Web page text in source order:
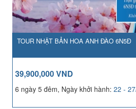
TOUR NHẬT BẢN HOA ANH ĐÀO 6N5Đ
39,900,000 VND
6 ngày 5 đêm, Ngày khởi hành: 22 -